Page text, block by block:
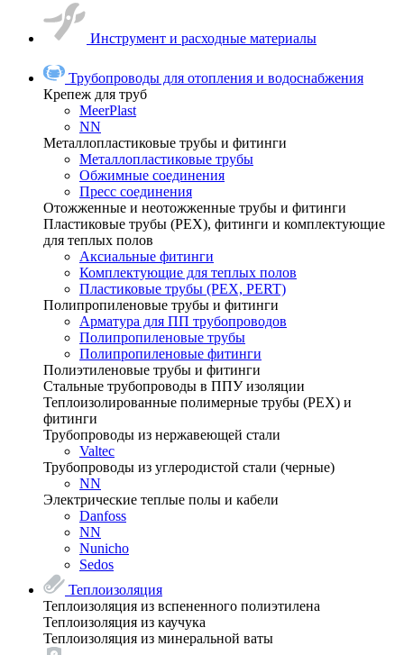
Инструмент и расходные материалы
Трубопроводы для отопления и водоснабжения
Крепеж для труб
MeerPlast
NN
Металлопластиковые трубы и фитинги
Металлопластиковые трубы
Обжимные соединения
Пресс соединения
Отожженные и неотожженные трубы и фитинги
Пластиковые трубы (РЕХ), фитинги и комплектующие
для теплых полов
Аксиальные фитинги
Комплектующие для теплых полов
Пластиковые трубы (РЕХ, PERT)
Полипропиленовые трубы и фитинги
Арматура для ПП трубопроводов
Полипропиленовые трубы
Полипропиленовые фитинги
Полиэтиленовые трубы и фитинги
Стальные трубопроводы в ППУ изоляции
Теплоизолированные полимерные трубы (РЕХ) и
фитинги
Трубопроводы из нержавеющей стали
Valtec
Трубопроводы из углеродистой стали (черные)
NN
Электрические теплые полы и кабели
Danfoss
NN
Nunicho
Sedos
Теплоизоляция
Теплоизоляция из вспененного полиэтилена
Теплоизоляция из каучука
Теплоизоляция из минеральной ваты